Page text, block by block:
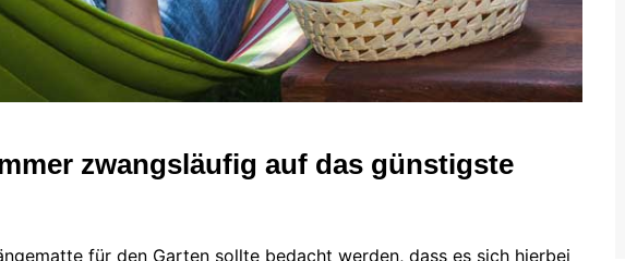
zwangsläufig auf das günstigste
für den Garten sollte bedacht werden, dass es sich hierbei